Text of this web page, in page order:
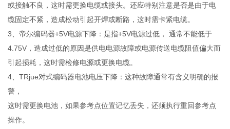
或接触不良，这时需更换电缆或接头。还应特别注意是否是由于电
缆固定不紧，造成松动引起开焊或断路，这时需卡紧电缆。
3、帝尔编码器+5V电源下降：是指+5V电源过低， 通常不能低于
4.75V，造成过低的原因是供电电源故障或电源传送电缆阻值偏大而
引起损耗，这时需检修电源或更换电缆。
4、TRjue对式编码器电池电压下降：这种故障通常有含义明确的报
警，
这时需更换电池，如果参考点位置记忆丢失，还须执行重回参考点
操作。